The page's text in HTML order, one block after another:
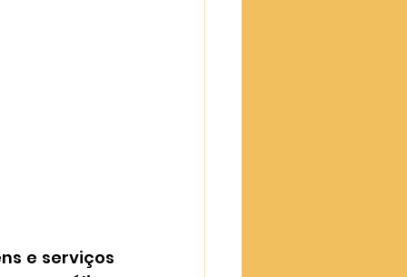
e serviços